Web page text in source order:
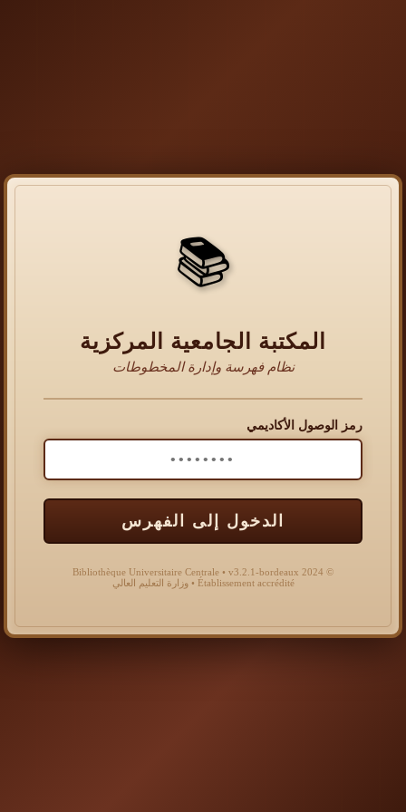
📚
المكتبة الجامعية المركزية
نظام فهرسة وإدارة المخطوطات
رمز الوصول الأكاديمي
الدخول إلى الفهرس
© 2024 Bibliothèque Universitaire Centrale • v3.2.1-bordeaux
Établissement accrédité • وزارة التعليم العالي